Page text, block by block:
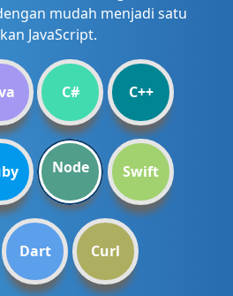
mudah menjadi satu
JavaScript.
C# C++
Node Swift
Dart Curl